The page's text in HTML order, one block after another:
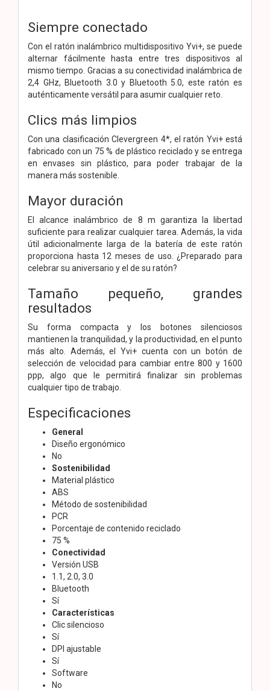
Siempre conectado
Con el ratón inalámbrico multidispositivo Yvi+, se puede
alternar fácilmente hasta entre tres dispositivos al
mismo tiempo. Gracias a su conectividad inalámbrica de
2,4 GHz, Bluetooth 3.0 y Bluetooth 5.0, este ratón es
auténticamente versátil para asumir cualquier reto.
Clics más limpios
Con una clasificación Clevergreen 4*, el ratón Yvi+ está
fabricado con un 75 % de plástico reciclado y se entrega
en envases sin plástico, para poder trabajar de la
manera más sostenible.
Mayor duración
El alcance inalámbrico de 8 m garantiza la libertad
suficiente para realizar cualquier tarea. Además, la vida
útil adicionalmente larga de la batería de este ratón
proporciona hasta 12 meses de uso. ¿Preparado para
celebrar su aniversario y el de su ratón?
Tamaño pequeño, grandes
resultados
Su forma compacta y los botones silenciosos
mantienen la tranquilidad, y la productividad, en el punto
más alto. Además, el Yvi+ cuenta con un botón de
selección de velocidad para cambiar entre 800 y 1600
ppp, algo que le permitirá finalizar sin problemas
cualquier tipo de trabajo.
Especificaciones
General
Diseño ergonómico
No
Sostenibilidad
Material plástico
ABS
Método de sostenibilidad
PCR
Porcentaje de contenido reciclado
75 %
Conectividad
Versión USB
1.1, 2.0, 3.0
Bluetooth
Sí
Características
Clic silencioso
Sí
DPI ajustable
Sí
Software
No